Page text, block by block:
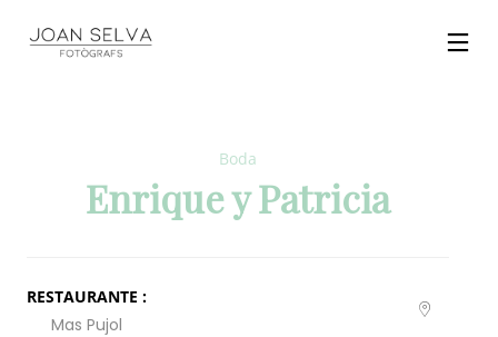
Boda
Enrique y Patricia
RESTAURANTE :
Mas Pujol